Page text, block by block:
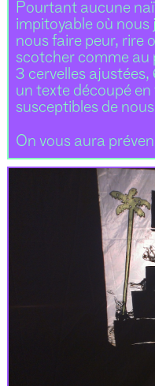
Pourtant aucune
impitoyable où
nous faire peur, rire
scotcher comme au
3 cervelles
un texte découpé
susceptibles de
On vous aura